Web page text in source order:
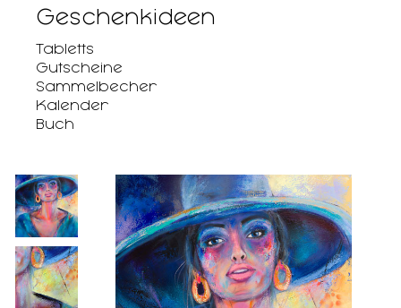
Geschenkideen
Tabletts
Gutscheine
Sammelbecher
Kalender
Buch